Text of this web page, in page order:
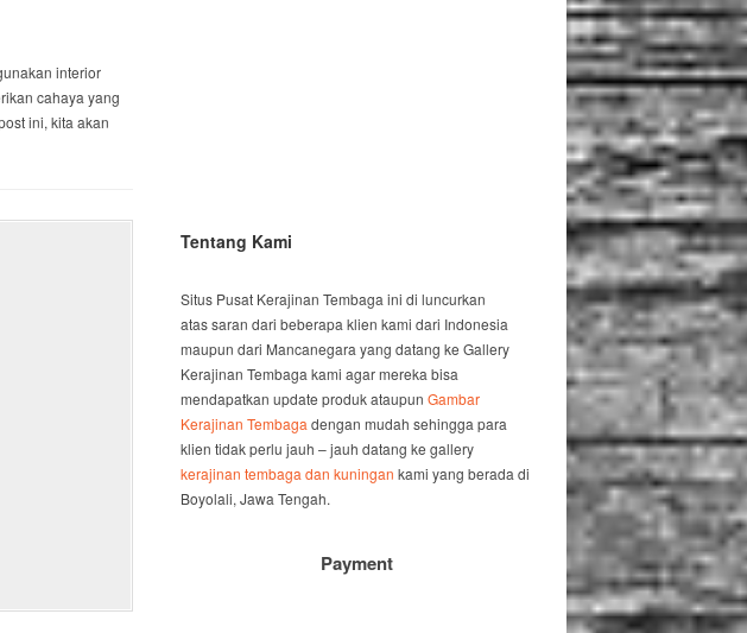
interior
cahaya yang
ini, kita akan
Tentang Kami
Situs Pusat Kerajinan Tembaga ini di luncurkan
atas saran dari beberapa klien kami dari Indonesia
maupun dari Mancanegara yang datang ke Gallery
Kerajinan Tembaga kami agar mereka bisa
mendapatkan update produk ataupun Gambar
Kerajinan Tembaga dengan mudah sehingga para
klien tidak perlu jauh – jauh datang ke gallery
kerajinan tembaga dan kuningan kami yang berada di
Boyolali, Jawa Tengah.
Payment